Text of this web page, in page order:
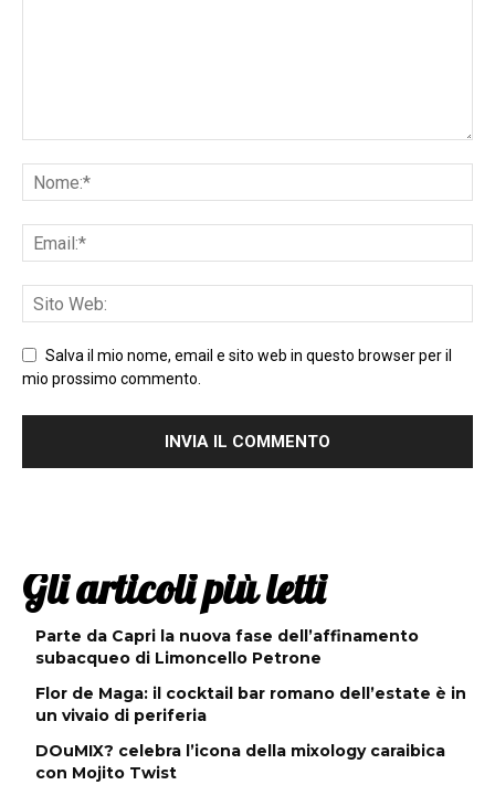
Salva il mio nome, email e sito web in questo browser per il
mio prossimo commento.
Gli articoli più letti
Parte da Capri la nuova fase dell’affinamento
subacqueo di Limoncello Petrone
Flor de Maga: il cocktail bar romano dell’estate è in
un vivaio di periferia
DOuMIX? celebra l’icona della mixology caraibica
con Mojito Twist